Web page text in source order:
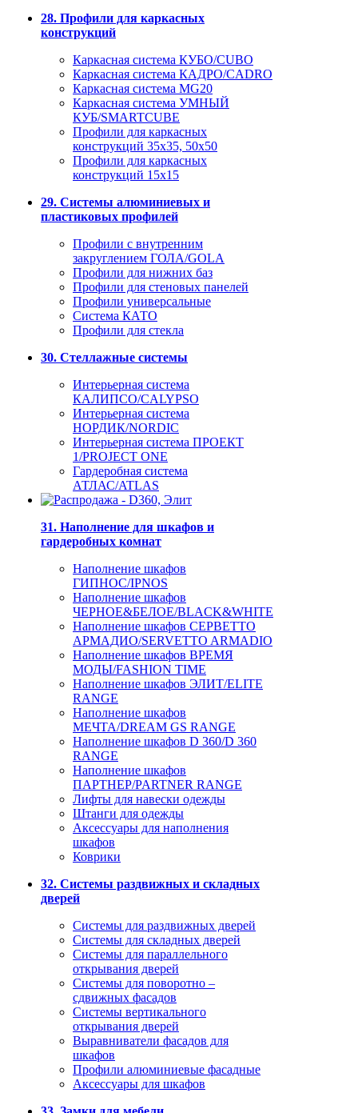
28. Профили для каркасных
конструкций
Каркасная система КУБО/CUBO
Каркасная система КАДРО/CADRO
Каркасная система MG20
Каркасная система УМНЫЙ
КУБ/SMARTCUBE
Профили для каркасных
конструкций 35x35, 50x50
Профили для каркасных
конструкций 15х15
29. Системы алюминиевых и
пластиковых профилей
Профили с внутренним
закруглением ГОЛА/GOLA
Профили для нижних баз
Профили для стеновых панелей
Профили универсальные
Система КАТО
Профили для стекла
30. Стеллажные системы
Интерьерная система
КАЛИПСО/CALYPSO
Интерьерная система
НОРДИК/NORDIC
Интерьерная система ПРОЕКТ
1/PROJECT ONE
Гардеробная система
АТЛАС/ATLAS
31. Наполнение для шкафов и
гардеробных комнат
Наполнение шкафов
ГИПНОС/IPNOS
Наполнение шкафов
ЧЕРНОЕ&БЕЛОЕ/BLACK&WHITE
Наполнение шкафов СЕРВЕТТО
АРМАДИО/SERVETTO ARMADIO
Наполнение шкафов ВРЕМЯ
МОДЫ/FASHION TIME
Наполнение шкафов ЭЛИТ/ELITE
RANGE
Наполнение шкафов
МЕЧТА/DREAM GS RANGE
Наполнение шкафов D 360/D 360
RANGE
Наполнение шкафов
ПАРТНЕР/PARTNER RANGE
Лифты для навески одежды
Штанги для одежды
Аксессуары для наполнения
шкафов
Коврики
32. Системы раздвижных и складных
дверей
Системы для раздвижных дверей
Системы для складных дверей
Системы для параллельного
открывания дверей
Системы для поворотно –
сдвижных фасадов
Системы вертикального
открывания дверей
Выравниватели фасадов для
шкафов
Профили алюминиевые фасадные
Аксессуары для шкафов